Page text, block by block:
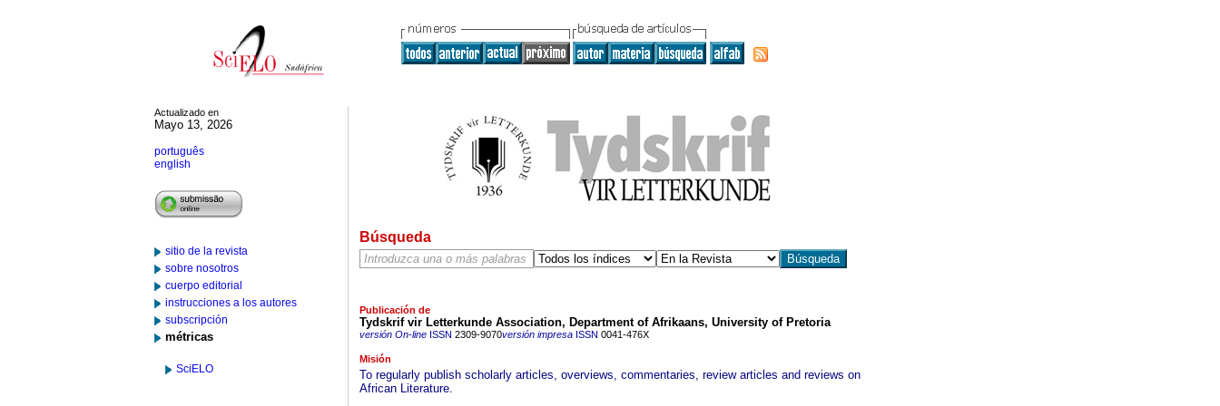
Actualizado en
Mayo 13, 2026
português
english
sitio de la revista
sobre nosotros
cuerpo editorial
instrucciones a los autores
subscripción
métricas
SciELO
Búsqueda
Publicación de
Tydskrif vir Letterkunde Association, Department of Afrikaans, University of Pretoria
versión On-lineISSN 2309-9070versión impresaISSN 0041-476X
Misión
To regularly publish scholarly articles, overviews, commentaries, review articles and reviews on
African Literature.